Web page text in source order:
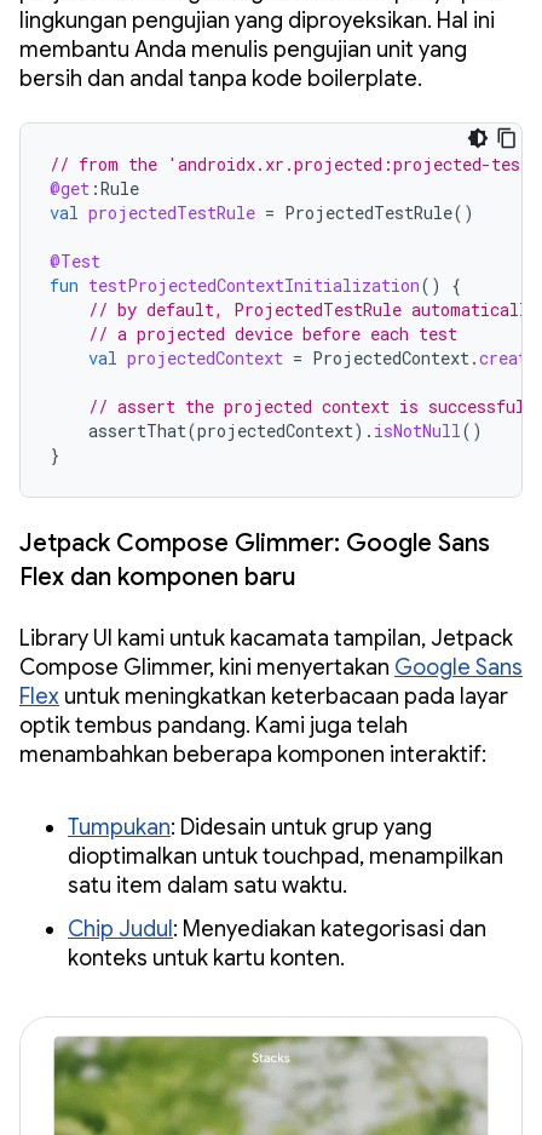
lingkungan pengujian yang diproyeksikan. Hal ini
membantu Anda menulis pengujian unit yang
bersih dan andal tanpa kode boilerplate.
// from the 'androidx.xr.projected:projected-
@get :Rule
val projectedTestRule = ProjectedTestRule()
@Test
fun testProjectedContextInitialization()
{
// by default, ProjectedTestRule automatically
// a projected device before each test
val projectedContext = ProjectedContext.
// assert the projected context is
assertThat(projectedContext). isNotNull()
}
Jetpack Compose Glimmer: Google Sans
Flex dan komponen baru
Library UI kami untuk kacamata tampilan, Jetpack
Compose Glimmer, kini menyertakan Google Sans
Flex untuk meningkatkan keterbacaan pada layar
optik tembus pandang. Kami juga telah
menambahkan beberapa komponen interaktif:
Tumpukan: Didesain untuk grup yang
dioptimalkan untuk touchpad, menampilkan
satu item dalam satu waktu.
Chip Judul : Menyediakan kategorisasi dan
konteks untuk kartu konten.